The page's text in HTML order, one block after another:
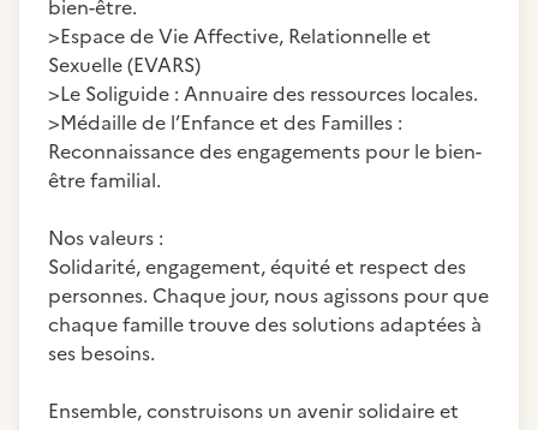
bien-être.
>Espace de Vie Affective, Relationnelle et
Sexuelle (EVARS)
>Le Soliguide : Annuaire des ressources locales.
>Médaille de l’Enfance et des Familles :
Reconnaissance des engagements pour le bien-
être familial.
Nos valeurs :
Solidarité, engagement, équité et respect des
personnes. Chaque jour, nous agissons pour que
chaque famille trouve des solutions adaptées à
ses besoins.
Ensemble, construisons un avenir solidaire et